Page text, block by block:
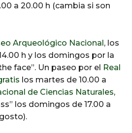
a 20.00 h (cambia si son
Arqueológico Nacional, los
h y los domingos por la
face”. Un paseo por el Real
los martes de 10.00 a
de Ciencias Naturales,
los domingos de 17.00 a